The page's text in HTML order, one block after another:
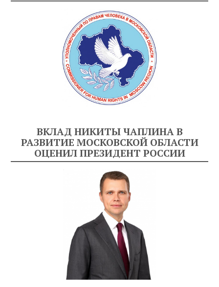
ВКЛАД НИКИТЫ ЧАПЛИНА В
РАЗВИТИЕ МОСКОВСКОЙ ОБЛАСТИ
ОЦЕНИЛ ПРЕЗИДЕНТ РОССИИ